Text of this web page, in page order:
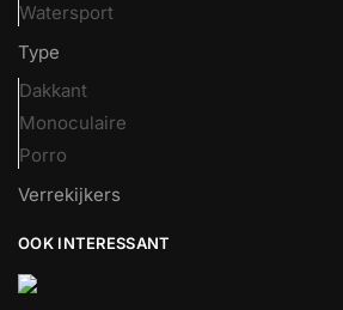
Watersport
Type
Dakkant
Monoculaire
Porro
Verrekijkers
OOK INTERESSANT